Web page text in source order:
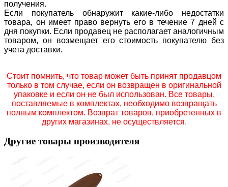
получения.
Если покупатель обнаружит какие-либо недостатки
товара, он имеет право вернуть его в течение 7 дней с
дня покупки. Если продавец не располагает аналогичным
товаром, он возмещает его стоимость покупателю без
учета доставки.
Стоит помнить, что товар может быть принят продавцом
только в том случае, если он возвращен в оригинальной
упаковке и если он не был использован. Все товары,
поставляемые в комплектах, необходимо возвращать
полным комплектом. Возврат товаров, приобретенных в
других магазинах, не осуществляется.
Другие товары производителя